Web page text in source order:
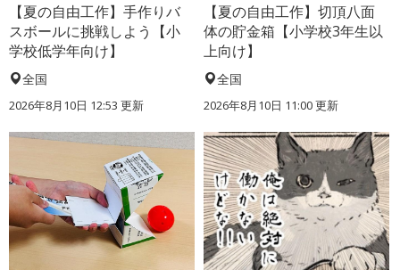
【夏の自由工作】手作りバ
スボールに挑戦しよう【小
学校低学年向け】
全国
2026年8月10日 12:53 更新
【夏の自由工作】切頂八面
体の貯金箱【小学校3年生以
上向け】
全国
2026年8月10日 11:00更新